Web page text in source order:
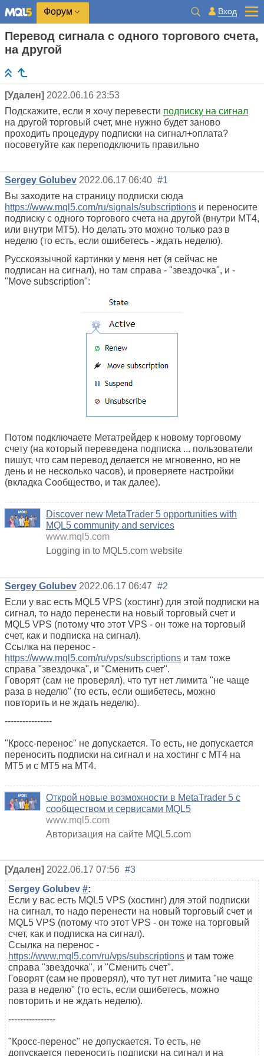
Форум Вход
Перевод сигнала с одного торгового счета,
на другой
[Удален] 2022.06.16 23:53
Подскажите, если я хочу перевести подписку на сигнал
на другой торговый счет, мне нужно будет заново
проходить процедуру подписки на сигнал+оплата?
посоветуйте как переподключить правильно
Sergey Golubev 2022.06.17 06:40 #1
Вы заходите на страницу подписки сюда
https://www.mql5.com/ru/signals/subscriptions и переносите
подписку с одного торгового счета на другой (внутри МТ4,
или внутри МТ5). Но делать это можно только раз в
неделю (то есть, если ошибетесь - ждать неделю).
Русскоязычной картинки у меня нет (я сейчас не
подписан на сигнал), но там справа - "звездочка", и -
"Move subscription":
Потом подключаете Метатрейдер к новому торговому
счету (на который переведена подписка ... пользователи
пишут, что сам перевод делается не мгновенно, но не
день и не несколько часов), и проверяете настройки
(вкладка Сообщество, и так далее).
Discover new MetaTrader 5 opportunities with
MQL5 community and services
www.mql5.com
Logging in to MQL5.com website
Sergey Golubev 2022.06.17 06:47 #2
Если у вас есть MQL5 VPS (хостинг) для этой подписки на
сигнал, то надо перенести на новый торговый счет и
MQL5 VPS (потому что этот VPS - он тоже на торговый
счет, как и подписка на сигнал).
Ссылка на перенос -
https://www.mql5.com/ru/vps/subscriptions и там тоже
справа "звездочка", и "Сменить счет".
Говорят (сам не проверял), что тут нет лимита "не чаще
раза в неделю" (то есть, если ошибетесь, можно
повторить и не ждать неделю).
----------------
"Кросс-перенос" не допускается. То есть, не допускается
переносить подписки на сигнал и на хостинг с МТ4 на
МТ5 и с МТ5 на МТ4.
Открой новые возможности в MetaTrader 5 с
сообществом и сервисами MQL5
www.mql5.com
Авторизация на сайте MQL5.com
[Удален] 2022.06.17 07:56 #3
Sergey Golubev #:
Если у вас есть MQL5 VPS (хостинг) для этой подписки
на сигнал, то надо перенести на новый торговый счет и
MQL5 VPS (потому что этот VPS - он тоже на торговый
счет, как и подписка на сигнал).
Ссылка на перенос -
https://www.mql5.com/ru/vps/subscriptions и там тоже
справа "звездочка", и "Сменить счет".
Говорят (сам не проверял), что тут нет лимита "не чаще
раза в неделю" (то есть, если ошибетесь, можно
повторить и не ждать неделю).
----------------
"Кросс-перенос" не допускается. То есть, не
допускается переносить подписки на сигнал и на